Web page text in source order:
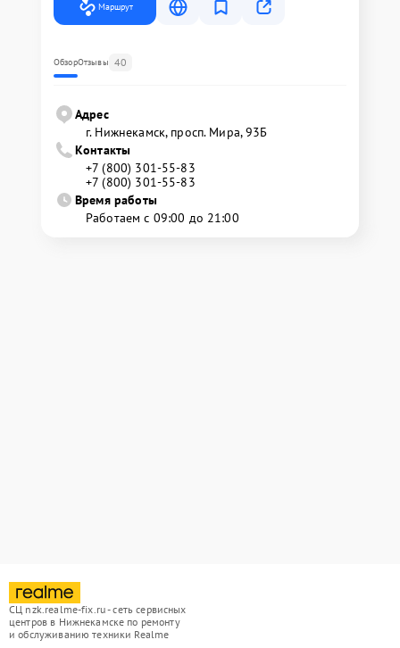
Маршрут
ОбзорОтзывы 40
Адрес
г. Нижнекамск, просп. Мира, 93Б
Контакты
+7 (800) 301-55-83
+7 (800) 301-55-83
Время работы
Работаем с 09:00 до 21:00
СЦ nzk.realme-fix.ru - сеть сервисных
центров в Нижнекамске по ремонту
и обслуживанию техники Realme